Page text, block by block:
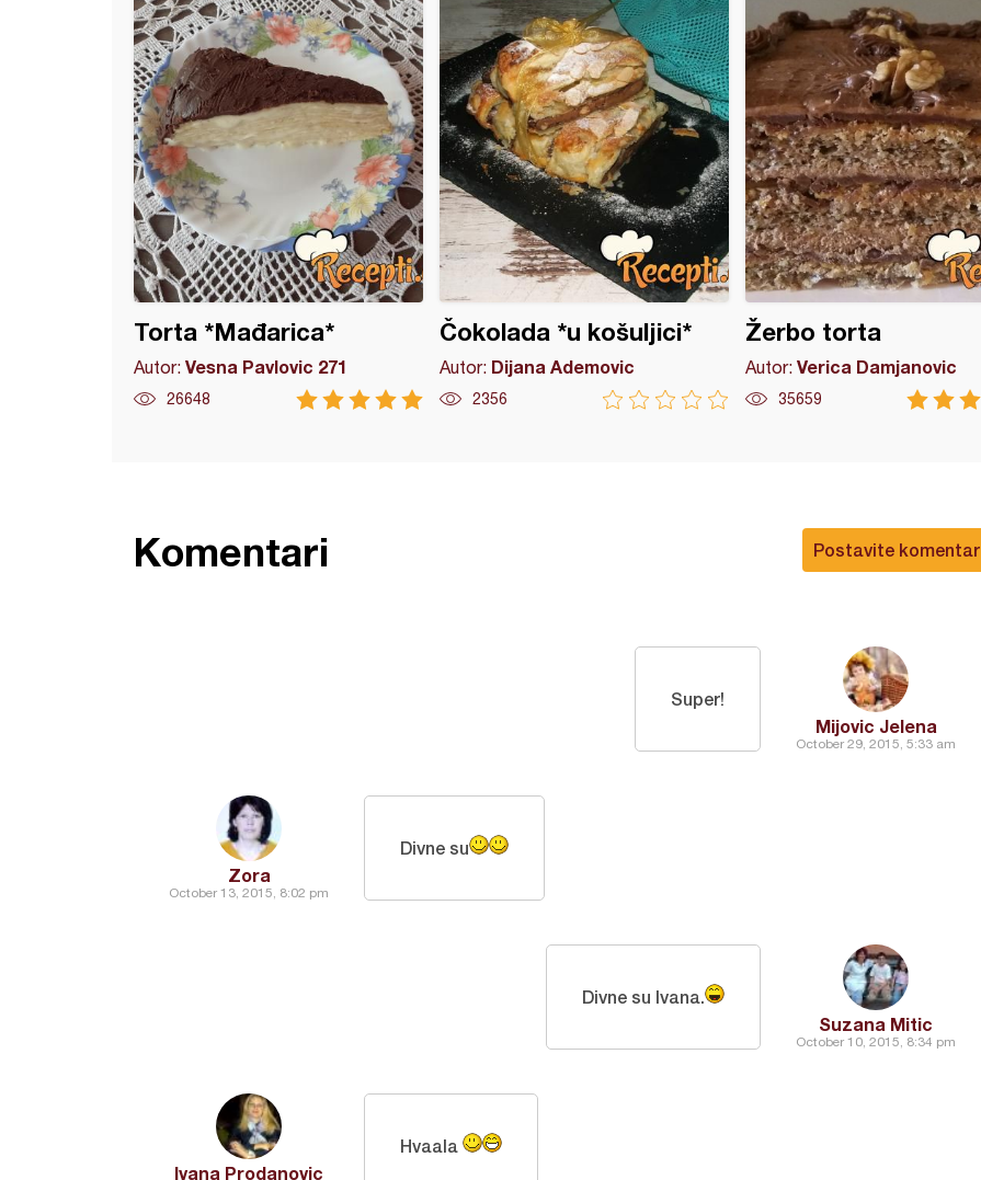
Torta *Mađarica*
Autor: Vesna Pavlovic 271
26648
Čokolada *u košuljici*
Autor: Dijana Ademovic
2356
Žerbo torta
Autor: Verica Damjanovic
35659
Postavite komentar
Komentari
Mijovic Jelena
October 29, 2015, 5:33 am
Super!
Zora
October 13, 2015, 8:02 pm
Divne su
Suzana Mitic
October 10, 2015, 8:34 pm
Divne su Ivana.
Ivana Prodanovic
Hvaala